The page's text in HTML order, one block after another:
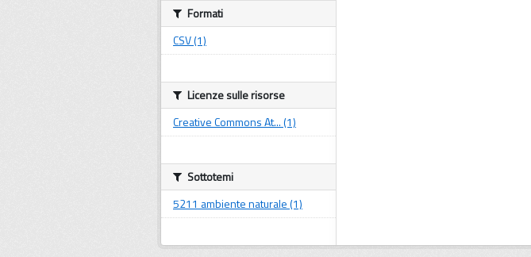
Formati
CSV (1)
Licenze sulle risorse
Creative Commons At... (1)
Sottotemi
5211 ambiente naturale (1)